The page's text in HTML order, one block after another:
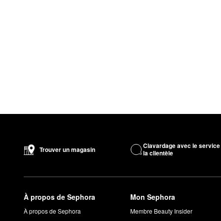
Trouver un magasin
Clavardage avec le service
la clientèle
À propos de Sephora
À propos de Sephora
Mon Sephora
Membre Beauty Insider